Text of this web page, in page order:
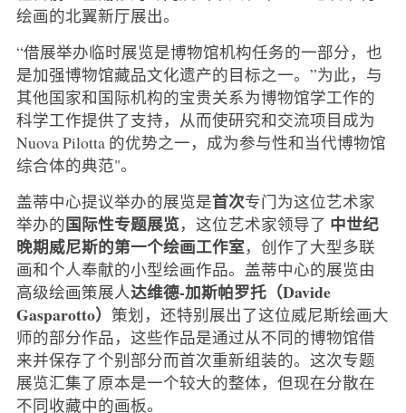
绘画的北翼新厅展出。
“借展举办临时展览是博物馆机构任务的一部分，也
是加强博物馆藏品文化遗产的目标之一。”为此，与
其他国家和国际机构的宝贵关系为博物馆学工作的
科学工作提供了支持，从而使研究和交流项目成为
Nuova Pilotta 的优势之一，成为参与性和当代博物馆
综合体的典范"。
盖蒂中心提议举办的展览是首次专门为这位艺术家
举办的国际性专题展览，这位艺术家领导了 中世纪
晚期威尼斯的第一个绘画工作室，创作了大型多联
画和个人奉献的小型绘画作品。盖蒂中心的展览由
高级绘画策展人达维德-加斯帕罗托（Davide
Gasparotto） 策划，还特别展出了这位威尼斯绘画大
师的部分作品，这些作品是通过从不同的博物馆借
来并保存了个别部分而首次重新组装的。这次专题
展览汇集了原本是一个较大的整体，但现在分散在
不同收藏中的画板。